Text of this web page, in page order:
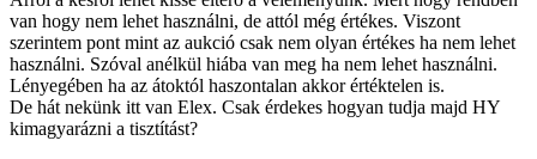
van hogy nem lehet használni, de attól még értékes. Viszont
szerintem pont mint az aukció csak nem olyan értékes ha nem lehet
használni. Szóval anélkül hiába van meg ha nem lehet használni.
Lényegében ha az átoktól haszontalan akkor értéktelen is.
De hát nekünk itt van Elex. Csak érdekes hogyan tudja majd HY
kimagyarázni a tisztítást?